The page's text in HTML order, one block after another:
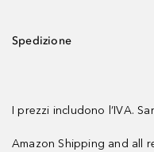
Spedizione
I prezzi includono l’IVA.
Amazon Shipping and all